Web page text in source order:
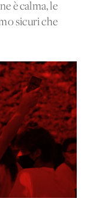
è calma, le
sicuri che